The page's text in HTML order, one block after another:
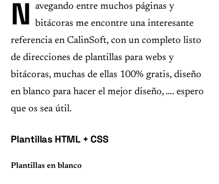
N
avegando entre muchos páginas y
bitácoras me encontre una interesante
referencia en CalinSoft, con un completo listo
de direcciones de plantillas para webs y
bitácoras, muchas de ellas 100% gratis, diseño
en blanco para hacer el mejor diseño, …. espero
que os sea útil.
Plantillas HTML+ CSS
Plantillas en blanco